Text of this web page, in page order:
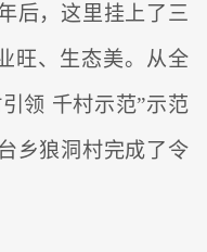
后，这里挂上了三
旺、生态美。从全
领 千村示范”示范
乡狼洞村完成了令